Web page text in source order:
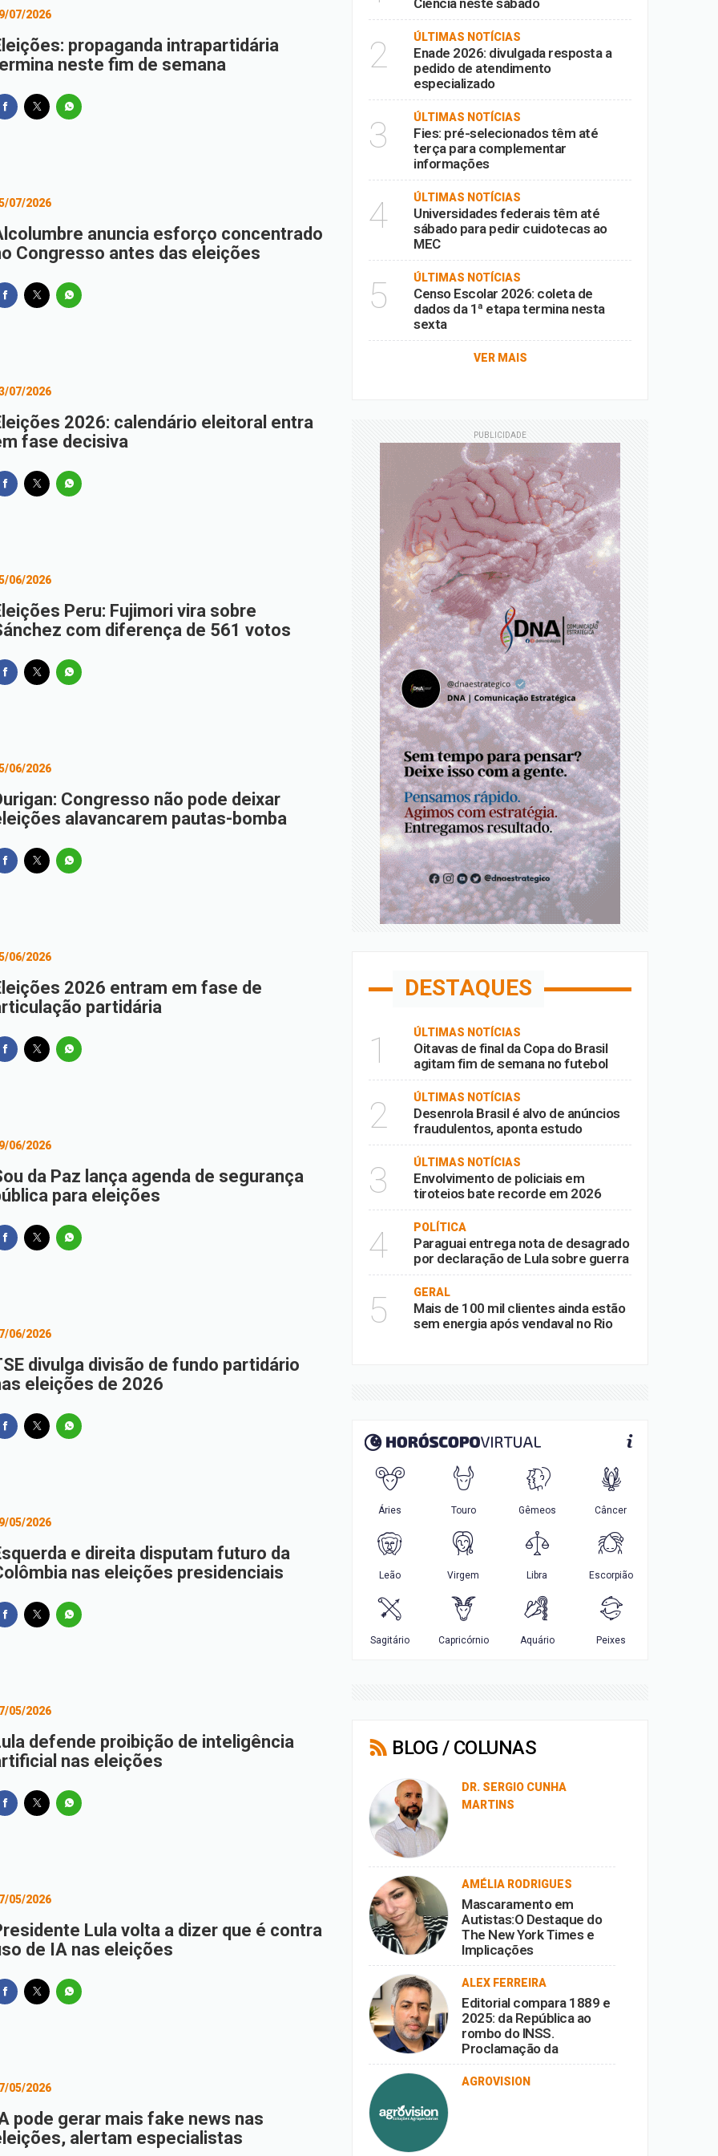
07/2026
propaganda intrapartidária
neste fim de semana
07/2026
anuncia esforço concentrado
Congresso antes das eleições
07/2026
2026: calendário eleitoral entra
fase decisiva
06/2026
Peru: Fujimori vira sobre
com diferença de 561 votos
06/2026
Congresso não pode deixar
alavancarem pautas-bomba
06/2026
2026 entram em fase de
partidária
06/2026
da Paz lança agenda de segurança
para eleições
06/2026
divulga divisão de fundo partidário
eleições de 2026
05/2026
e direita disputam futuro da
nas eleições presidenciais
05/2026
defende proibição de inteligência
nas eleições
05/2026
Lula volta a dizer que é contra
de IA nas eleições
05/2026
pode gerar mais fake news nas
alertam especialistas
Ciência neste sábado
2 ÚLTIMAS NOTÍCIAS
Enade 2026: divulgada resposta a
pedido de atendimento
especializado
3 ÚLTIMAS NOTÍCIAS
Fies: pré-selecionados têm até
terça para complementar
informações
4 ÚLTIMAS NOTÍCIAS
Universidades federais têm até
sábado para pedir cuidotecas ao
MEC
5 ÚLTIMAS NOTÍCIAS
Censo Escolar 2026: coleta de
dados da 1ª etapa termina nesta
sexta
VER MAIS
PUBLICIDADE
DESTAQUES
1 ÚLTIMAS NOTÍCIAS
Oitavas de final da Copa do Brasil
agitam fim de semana no futebol
2 ÚLTIMAS NOTÍCIAS
Desenrola Brasil é alvo de anúncios
fraudulentos, aponta estudo
3 ÚLTIMAS NOTÍCIAS
Envolvimento de policiais em
tiroteios bate recorde em 2026
4 POLÍTICA
Paraguai entrega nota de desagrado
por declaração de Lula sobre guerra
5 GERAL
Mais de 100 mil clientes ainda estão
sem energia após vendaval no Rio
BLOG / COLUNAS
DR. SERGIO CUNHA
MARTINS
AMÉLIA RODRIGUES
Mascaramento em
Autistas:O Destaque do
The New York Times e
Implicações
ALEX FERREIRA
Editorial compara 1889 e
2025: da República ao
rombo do INSS.
Proclamação da
República vira ironia
diante da corrupção.
AGROVISION